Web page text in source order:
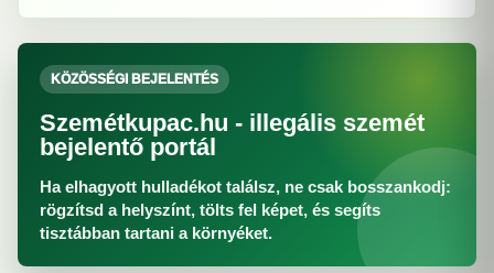
KÖZÖSSÉGI BEJELENTÉS
Szemétkupac.hu - illegális szemét
bejelentő portál
Ha elhagyott hulladékot találsz, ne csak bosszankodj:
rögzítsd a helyszínt, tölts fel képet, és segíts
tisztábban tartani a környéket.